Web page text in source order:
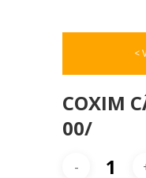
<
COXIM
00/